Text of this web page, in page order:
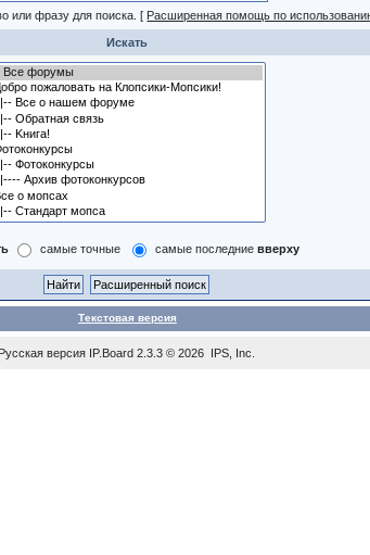
или фразу для поиска. [ Расширенная помощь по
Искать
самые точные самые последние вверху
Текстовая версия
Русская версия IP.Board 2.3.3 © 2026 IPS, Inc